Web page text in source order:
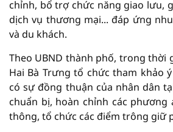
chỉnh, bổ trợ chức năng giao lưu,
dịch vụ thương mại... đáp ứng
và du khách.
Theo UBND thành phố, trong thời
Hai Bà Trưng tổ chức tham khảo
có sự đồng thuận của nhân dân
chuẩn bị, hoàn chỉnh các phương
thông, tổ chức các điểm trông giữ